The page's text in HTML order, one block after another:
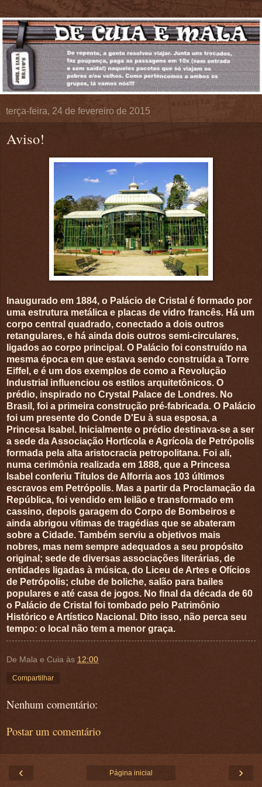
terça-feira, 24 de fevereiro de 2015
Aviso!
Inaugurado em 1884, o Palácio de Cristal é formado por
uma estrutura metálica e placas de vidro francês. Há um
corpo central quadrado, conectado a dois outros
retangulares, e há ainda dois outros semi-circulares,
ligados ao corpo principal. O Palácio foi construído na
mesma época em que estava sendo construída a Torre
Eiffel, e é um dos exemplos de como a Revolução
Industrial influenciou os estilos arquitetônicos. O
prédio, inspirado no Crystal Palace de Londres. No
Brasil, foi a primeira construção pré-fabricada. O Palácio
foi um presente do Conde D'Eu à sua esposa, a
Princesa Isabel. Inicialmente o prédio destinava-se a ser
a sede da Associação Hortícola e Agrícola de Petrópolis
formada pela alta aristocracia petropolitana. Foi ali,
numa cerimônia realizada em 1888, que a Princesa
Isabel conferiu Títulos de Alforria aos 103 últimos
escravos em Petrópolis. Mas a partir da Proclamação da
República, foi vendido em leilão e transformado em
cassino, depois garagem do Corpo de Bombeiros e
ainda abrigou vítimas de tragédias que se abateram
sobre a Cidade. Também serviu a objetivos mais
nobres, mas nem sempre adequados a seu propósito
original; sede de diversas associações literárias, de
entidades ligadas à música, do Liceu de Artes e Ofícios
de Petrópolis; clube de boliche, salão para bailes
populares e até casa de jogos. No final da década de 60
o Palácio de Cristal foi tombado pelo Patrimônio
Histórico e Artístico Nacional. Dito isso, não perca seu
tempo: o local não tem a menor graça.
De Mala e Cuia às 12:00
Compartilhar
Nenhum comentário:
Postar um comentário
‹ ›
Página inicial